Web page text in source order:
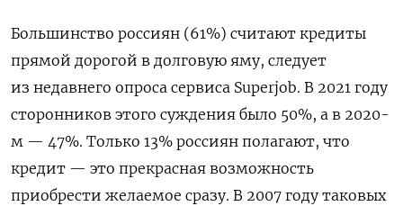
Большинство россиян (61%) считают кредиты
прямой дорогой в долговую яму, следует
из недавнего опроса сервиса Superjob. В 2021 году
сторонников этого суждения было 50%, а в 2020-
м — 47%. Только 13% россиян полагают, что
кредит — это прекрасная возможность
приобрести желаемое сразу. В 2007 году таковых